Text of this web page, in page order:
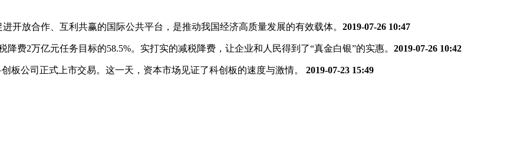
开放合作、互利共赢的国际公共平台，是推动我国经济高质量发展的有效载体。 2019-07-26 10:47
费2万亿元任务目标的58.5%。实打实的减税降费，让企业和人民得到了“真金白银”的实惠。 2019-07-26 10:42
板公司正式上市交易。这一天，资本市场见证了科创板的速度与激情。 2019-07-23 15:49